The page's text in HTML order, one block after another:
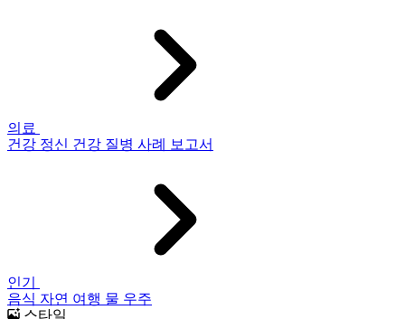
의료
건강 정신 건강 질병 사례 보고서
인기
음식 자연 여행 물 우주
스타일